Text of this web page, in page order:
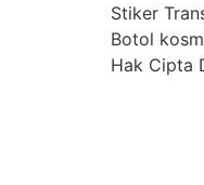
Stiker
Botol
Hak Cipta